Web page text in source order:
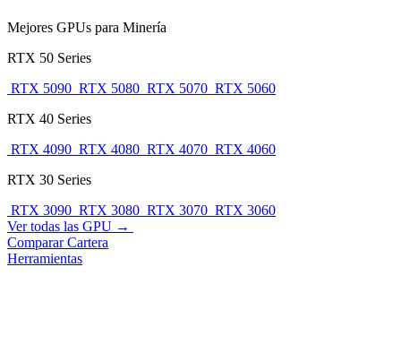
Mejores GPUs para Minería
RTX 50 Series
RTX 5090 RTX 5080 RTX 5070 RTX 5060
RTX 40 Series
RTX 4090 RTX 4080 RTX 4070 RTX 4060
RTX 30 Series
RTX 3090 RTX 3080 RTX 3070 RTX 3060
Ver todas las GPU →
CompararCartera
Herramientas